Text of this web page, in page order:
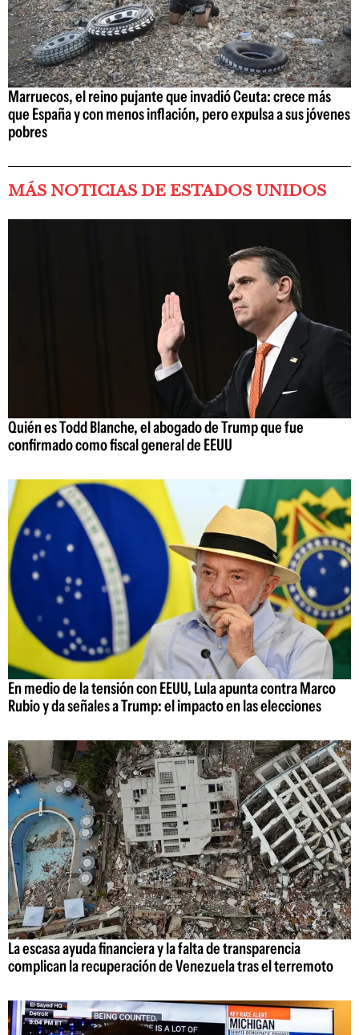
Marruecos, el reino pujante que invadió Ceuta: crece más
que España y con menos inflación, pero expulsa a sus jóvenes
pobres
MÁS NOTICIAS DE ESTADOS UNIDOS
Quién es Todd Blanche, el abogado de Trump que fue
confirmado como fiscal general de EEUU
En medio de la tensión con EEUU, Lula apunta contra Marco
Rubio y da señales a Trump: el impacto en las elecciones
La escasa ayuda financiera y la falta de transparencia
complican la recuperación de Venezuela tras el terremoto